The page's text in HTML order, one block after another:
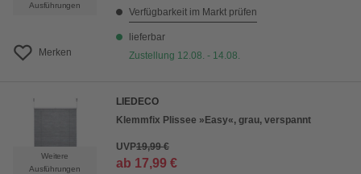
Ausführungen
Merken
Verfügbarkeit im Markt prüfen
lieferbar
Zustellung 12.08. - 14.08.
Weitere
Ausführungen
LIEDECO
Klemmfix Plissee »Easy«, grau, verspannt
UVP19,99 €
ab 17,99 €